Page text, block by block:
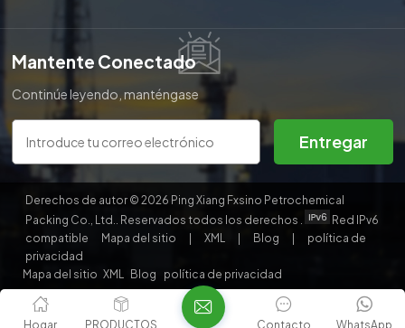
Mantente Conectado
Continúe leyendo, manténgase
informado, suscríbase y le
invitamos a que nos cuente lo
que piensa.
Entregar
Derechos de autor © 2026 Ping Xiang Fxsino Petrochemical
Packing Co., Ltd.. Reservados todos los derechos .
Red IPv6
compatible
Mapa del sitio | XML | Blog |
política de
privacidad
Mapa del sitio XML Blog política de privacidad
Hogar PRODUCTOS WhatsApp
Contacto